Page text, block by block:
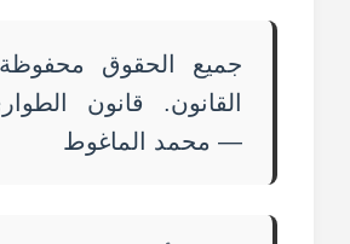
جميع الحقوق محفوظة
القانون. قانون
— محمد الماغوط